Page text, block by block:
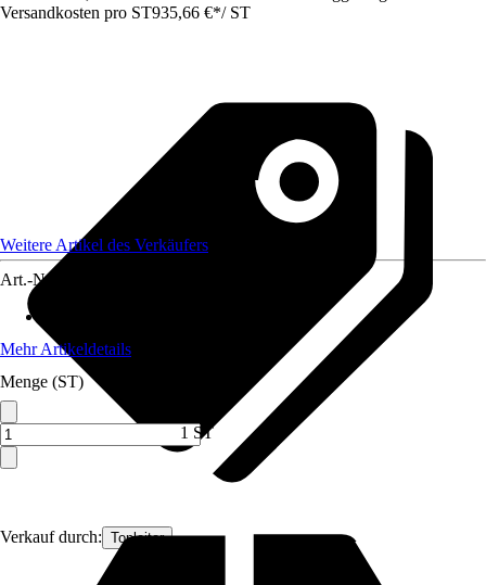
Versandkosten pro ST935,66 €*/ ST
Verkauf durch: Topleiter
Weitere Artikel des Verkäufers
Art.-Nr.
Mehr Artikeldetails
Menge (ST)
1 ST